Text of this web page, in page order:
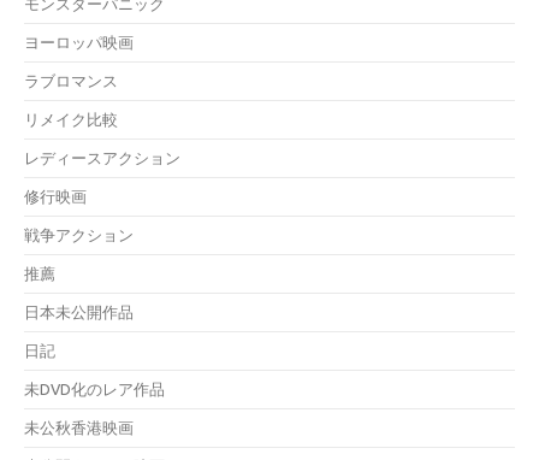
モンスターパニック
ヨーロッパ映画
ラブロマンス
リメイク比較
レディースアクション
修行映画
戦争アクション
推薦
日本未公開作品
日記
未DVD化のレア作品
未公秋香港映画